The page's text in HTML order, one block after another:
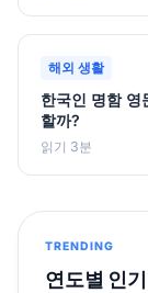
해외 생활
한국인 명함
할까?
읽기 3분
TRENDING
연도별 인